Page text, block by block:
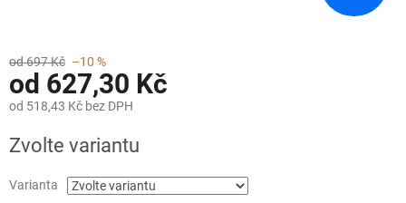
od 697 Kč –10 %
od 627,30 Kč
od 518,43 Kč bez DPH
cena:
Zvolte variantu
Varianta